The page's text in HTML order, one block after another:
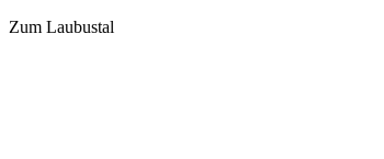
Zum Laubustal